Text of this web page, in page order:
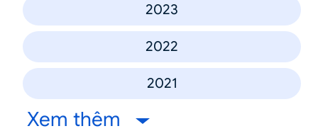
2023
2022
2021
Xem thêm